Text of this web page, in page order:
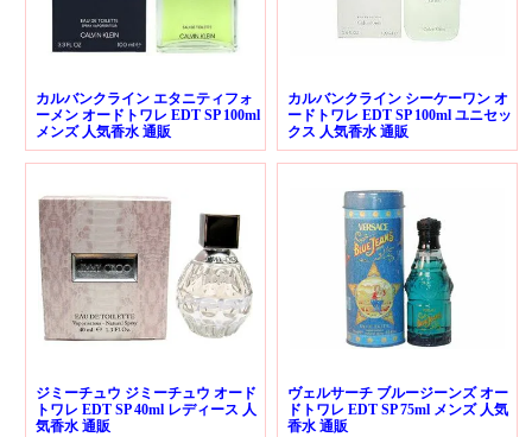
カルバンクライン エタニティフォ
ーメン オードトワレ EDT SP 100ml
メンズ 人気香水 通販
カルバンクライン シーケーワン オ
ードトワレ EDT SP 100ml ユニセッ
クス 人気香水 通販
ジミーチュウ ジミーチュウ オード
トワレ EDT SP 40ml レディース 人
気香水 通販
ヴェルサーチ ブルージーンズ オー
ドトワレ EDT SP 75ml メンズ 人気
香水 通販